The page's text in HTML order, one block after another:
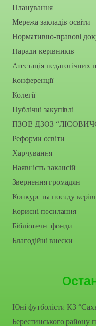
Планування
Мережа закладів освіти
Нормативно-правові
Наради керівників
Атестація педагогічних
Конференції
Колегії
Публічні закупівлі
ПЗОВ ДЗОЗ
Реформи освіти
Харчування
Наявність вакансій
Звернення громадян
Конкурс на посаду
Корисні посилання
Бібліотечні фонди
Благодійні внески
Юні футболісти КЗ
Берестинського району